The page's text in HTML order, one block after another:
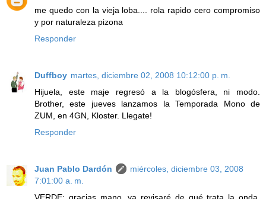
me quedo con la vieja loba.... rola rapido cero compromiso
y por naturaleza pizona
Responder
Duffboy martes, diciembre 02, 2008 10:12:00 p. m.
Hijuela, este maje regresó a la blogósfera, ni modo.
Brother, este jueves lanzamos la Temporada Mono de
ZUM, en 4GN, Kloster. Llegate!
Responder
Juan Pablo Dardón
miércoles, diciembre 03, 2008
7:01:00 a. m.